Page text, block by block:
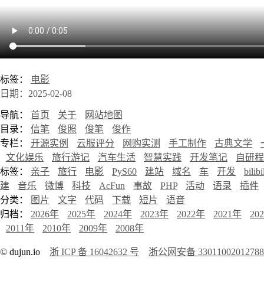
标签：
电影
日期：2025-02-08
导航： 首页 关于
网站地图
目录： 信笔 俊照 俊笔
俊作
专栏： 开源实例 云服评分 网购实测 手工制作 古典文学
文化娱乐
旅行游记 汽车生活 智慧实践 开发笔记
自研
标签： 亲子 旅行 电影 PyS60 建站 域名 车 开发
建
音乐 微博 科技 AcFun 事故 PHP 活动 语录
插件
分类：
图片 文字 代码 下载 短片
语音
归档： 2026年 2025年 2024年 2023年 2022年 2021年
2011年
2010年 2009年 2008年
© dujun.io 浙 ICP 备 16042632 号 浙公网安备